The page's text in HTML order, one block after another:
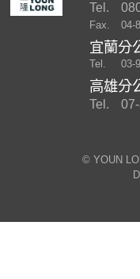
Tel.
Fax. 04-
宜蘭分
Tel. 03-
高雄分
Tel.
©︎ YOUN